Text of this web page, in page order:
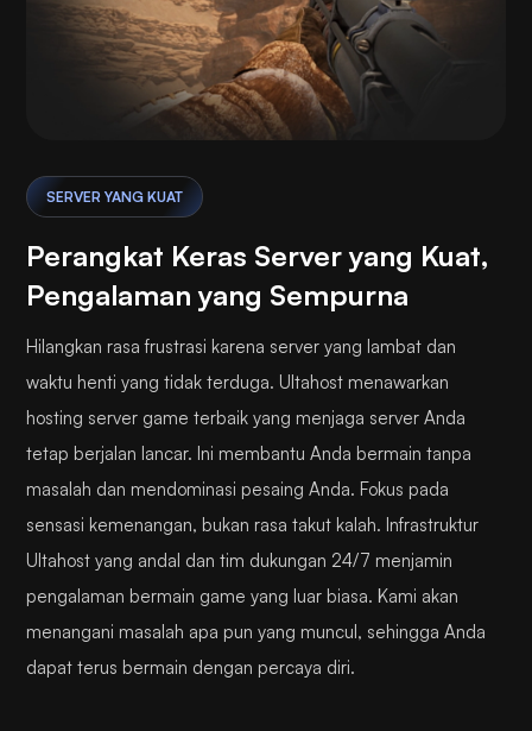
SERVER YANG KUAT
Perangkat Keras Server yang Kuat,
Pengalaman yang Sempurna
Hilangkan rasa frustrasi karena server yang lambat dan
waktu henti yang tidak terduga. Ultahost menawarkan
hosting server game terbaik yang menjaga server Anda
tetap berjalan lancar. Ini membantu Anda bermain tanpa
masalah dan mendominasi pesaing Anda. Fokus pada
sensasi kemenangan, bukan rasa takut kalah. Infrastruktur
Ultahost yang andal dan tim dukungan 24/7 menjamin
pengalaman bermain game yang luar biasa. Kami akan
menangani masalah apa pun yang muncul, sehingga Anda
dapat terus bermain dengan percaya diri.